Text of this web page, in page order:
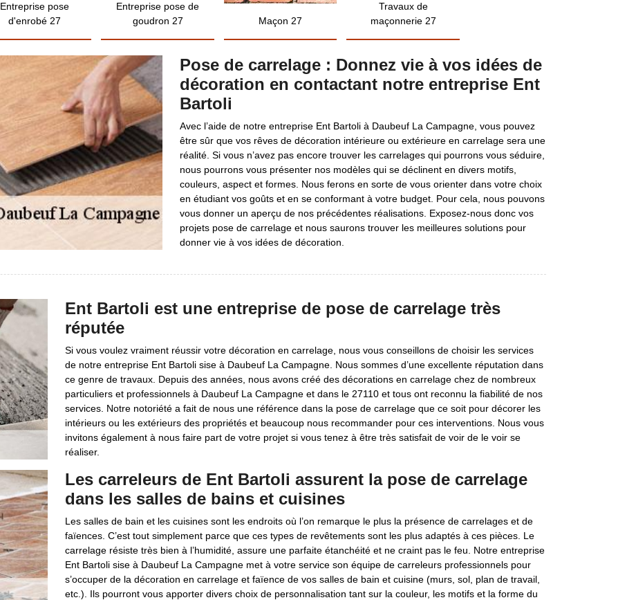
Entreprise pose
d'enrobé 27
Entreprise pose de
goudron 27
Maçon 27
Travaux de
maçonnerie 27
Pose de carrelage : Donnez vie à vos idées de
décoration en contactant notre entreprise Ent
Bartoli
Avec l’aide de notre entreprise Ent Bartoli à Daubeuf La Campagne, vous pouvez
être sûr que vos rêves de décoration intérieure ou extérieure en carrelage sera une
réalité. Si vous n’avez pas encore trouver les carrelages qui pourrons vous séduire,
nous pourrons vous présenter nos modèles qui se déclinent en divers motifs,
couleurs, aspect et formes. Nous ferons en sorte de vous orienter dans votre choix
en étudiant vos goûts et en se conformant à votre budget. Pour cela, nous pouvons
vous donner un aperçu de nos précédentes réalisations. Exposez-nous donc vos
projets pose de carrelage et nous saurons trouver les meilleures solutions pour
donner vie à vos idées de décoration.
Ent Bartoli est une entreprise de pose de carrelage très
réputée
Si vous voulez vraiment réussir votre décoration en carrelage, nous vous conseillons de choisir les services
de notre entreprise Ent Bartoli sise à Daubeuf La Campagne. Nous sommes d’une excellente réputation dans
ce genre de travaux. Depuis des années, nous avons créé des décorations en carrelage chez de nombreux
particuliers et professionnels à Daubeuf La Campagne et dans le 27110 et tous ont reconnu la fiabilité de nos
services. Notre notoriété a fait de nous une référence dans la pose de carrelage que ce soit pour décorer les
intérieurs ou les extérieurs des propriétés et beaucoup nous recommander pour ces interventions. Nous vous
invitons également à nous faire part de votre projet si vous tenez à être très satisfait de voir de le voir se
réaliser.
Les carreleurs de Ent Bartoli assurent la pose de carrelage
dans les salles de bains et cuisines
Les salles de bain et les cuisines sont les endroits où l’on remarque le plus la présence de carrelages et de
faïences. C’est tout simplement parce que ces types de revêtements sont les plus adaptés à ces pièces. Le
carrelage résiste très bien à l’humidité, assure une parfaite étanchéité et ne craint pas le feu. Notre entreprise
Ent Bartoli sise à Daubeuf La Campagne met à votre service son équipe de carreleurs professionnels pour
s’occuper de la décoration en carrelage et faïence de vos salles de bain et cuisine (murs, sol, plan de travail,
etc.). Ils pourront vous apporter divers choix de personnalisation tant sur la couleur, les motifs et la forme du